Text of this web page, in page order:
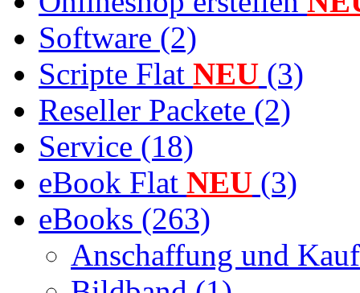
Software (2)
Scripte Flat NEU (3)
Reseller Packete (2)
Service (18)
eBook Flat NEU (3)
eBooks (263)
Anschaffung und